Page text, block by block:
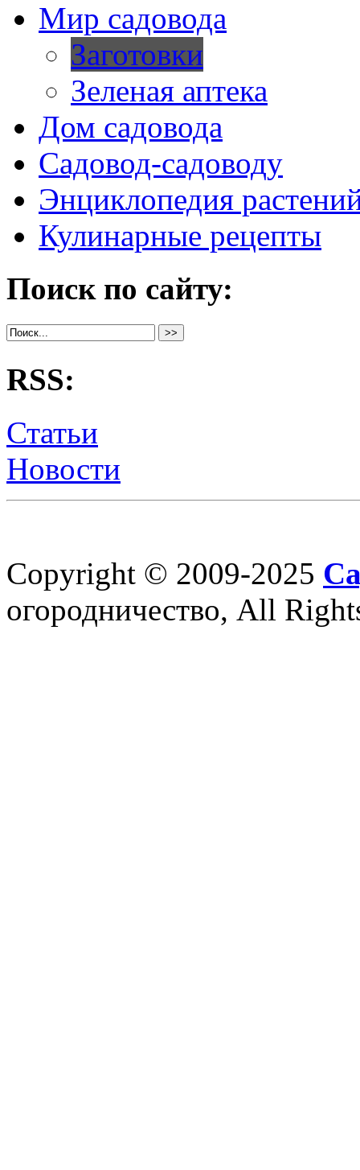
Мир садовода
Заготовки
Зеленая аптека
Дом садовода
Садовод-садоводу
Энциклопедия
Кулинарные рецепты
Поиск по сайту:
RSS:
Статьи
Новости
Copyright © 2009-2025
огородничество, All